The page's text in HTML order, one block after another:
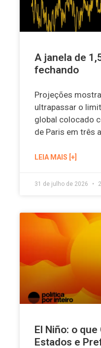
A janela de
fechando
Projeções
ultrapassar o
global colocado
de Paris em três
LEIA MAIS [+]
31 de julho de 2026
El Niño: o
Estados e